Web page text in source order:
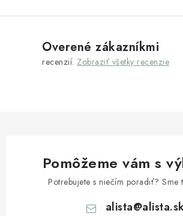
Overené zákazníkmi
recenzií. Zobraziť všetky recenzie
Pomôžeme vám s
Potrebujete s niečím poradiť? Sme
alista@